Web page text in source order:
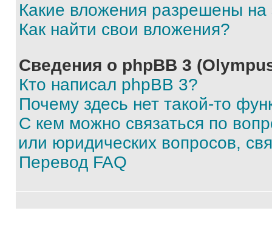
Какие вложения разрешены
Как найти свои вложения?
Сведения о phpBB 3
Кто написал phpBB 3?
Почему здесь нет такой-то
С кем можно связаться по
или юридических вопросов,
Перевод FAQ